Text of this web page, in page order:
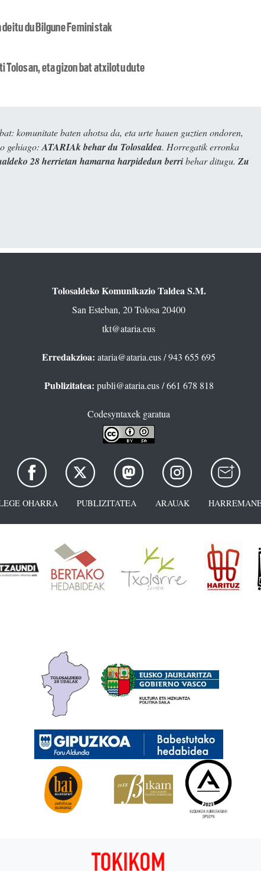
du Bilgune Feministak
Tolosan, eta gizon bat atxilotu dute
komunitate baten ahotsa da, eta urte hauen guztien ondoren,
gehiago: ATARIAk behar du Tolosaldea. Horregatik erronka
28 herrietan hamarna harpidedun berribehar ditugu. Zu
Tolosaldeko Komunikazio Taldea S.M.
San Esteban, 20 Tolosa 20400
tkt@ataria.eus
Erredakzioa: ataria@ataria.eus/ 943 655 695
Publizitatea: publi@ataria.eus/ 661 678 818
Codesyntaxek garatua
OHARRA PUBLIZITATEA ARAUAK